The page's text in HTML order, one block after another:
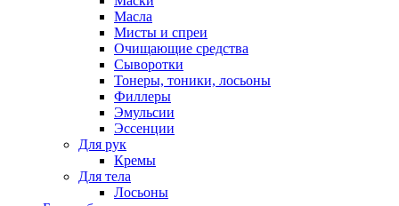
Масла
Мисты и спреи
Очищающие средства
Сыворотки
Тонеры, тоники, лосьоны
Филлеры
Эмульсии
Эссенции
Для рук
Кремы
Для тела
Лосьоны